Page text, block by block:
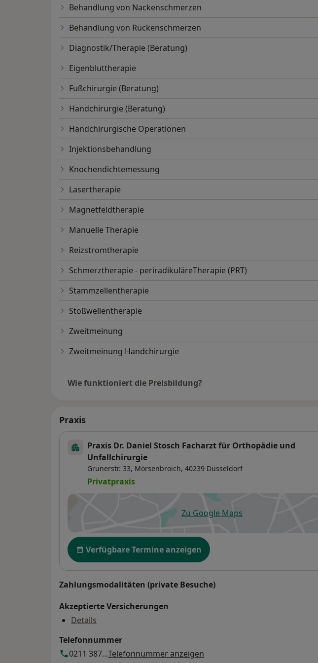
Behandlung von Nackenschmerzen
Behandlung von Rückenschmerzen
Diagnostik/Therapie (Beratung)
Eigenbluttherapie
Fußchirurgie (Beratung)
Handchirurgie (Beratung)
Handchirurgische Operationen
Injektionsbehandlung
Knochendichtemessung
Lasertherapie
Magnetfeldtherapie
Manuelle Therapie
Reizstromtherapie
Schmerztherapie - periradikuläreTherapie (PRT)
Stammzellentherapie
Stoßwellentherapie
Zweitmeinung
Zweitmeinung Handchirurgie
Wie funktioniert die Preisbildung?
Praxis
Praxis Dr. Daniel Stosch Facharzt für Orthopädie und
Unfallchirurgie
Grunerstr. 33, Mörsenbroich, 40239 Düsseldorf
Privatpraxis
Zu Google Mapsöffnet in einer neuen
Verfügbarkeit
Verfügbare Termine anzeigen
Zahlungsmodalitäten (private Besuche)
Akzeptierte Versicherungen
Details
Telefonnummer
0211 387...Telefonnummer anzeigen